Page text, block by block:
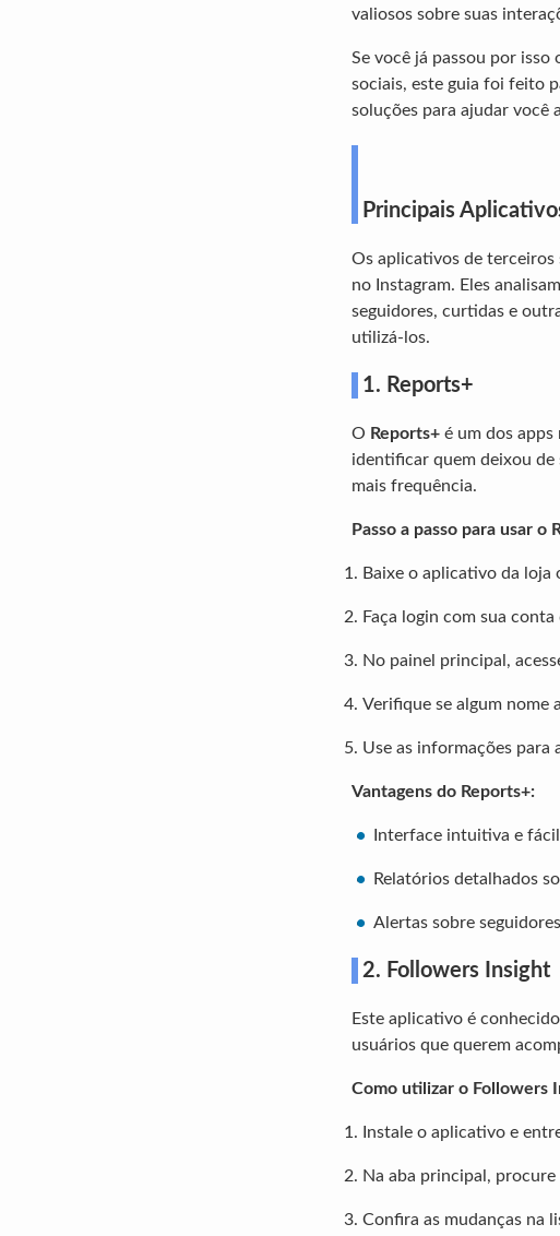
valiosos sobre suas
Se você já passou por
sociais, este guia foi feito
soluções para ajudar você
Principais
Os aplicativos de terceiros
no Instagram. Eles
seguidores, curtidas e
utilizá-los.
1. Reports+
O Reports+ é um dos apps
identificar quem deixou de
mais frequência.
Passo a passo para usar o
Baixe o aplicativo da loja
Faça login com sua
No painel principal,
Verifique se algum nome
Use as informações para
Vantagens do Reports+:
Interface intuitiva e
Relatórios detalhados
Alertas sobre
2. Followers Insight
Este aplicativo é
usuários que querem
Como utilizar o Followers
Instale o aplicativo e
Na aba principal, procure
Confira as mudanças na